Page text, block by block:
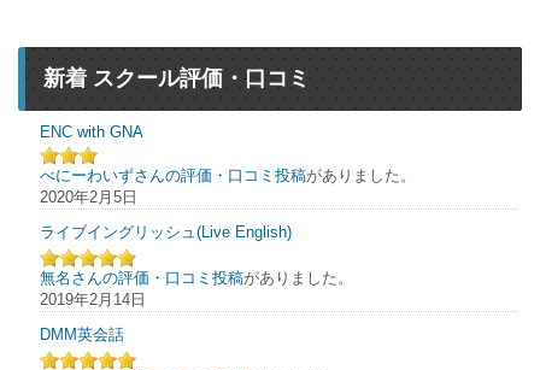
新着 スクール評価・口コミ
ENC with GNA
べにーわいずさんの評価・口コミ投稿がありました。
2020年2月5日
ライブイングリッシュ(Live English)
無名さんの評価・口コミ投稿がありました。
2019年2月14日
DMM英会話